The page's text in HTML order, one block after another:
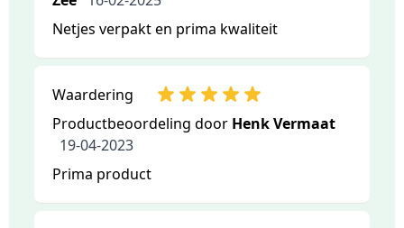
Netjes verpakt en prima kwaliteit
Waardering
Productbeoordeling door Henk Vermaat
19-04-2023
Prima product